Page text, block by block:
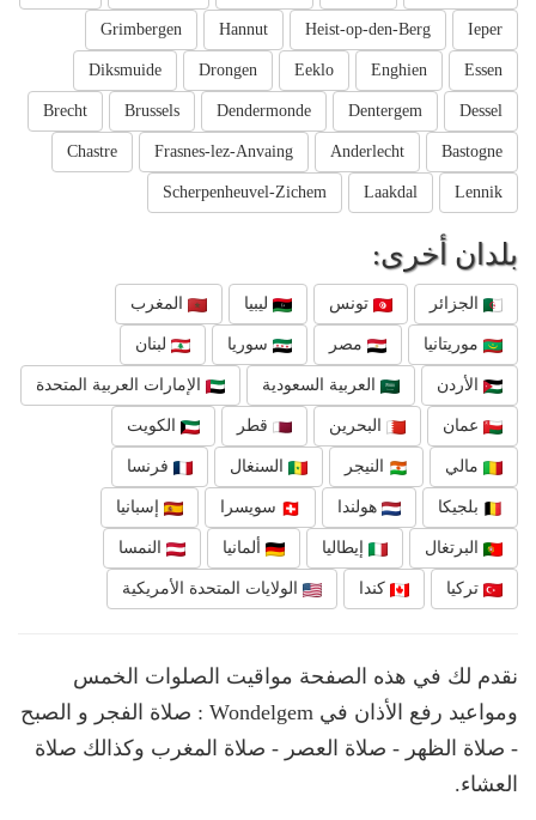
Ieper
Heist-op-den-Berg
Hannut
Grimbergen
Essen
Enghien
Eeklo
Drongen
Diksmuide
Dessel
Dentergem
Dendermonde
Brussels
Brecht
Bastogne
Anderlecht
Frasnes-lez-Anvaing
Chastre
Lennik
Laakdal
Scherpenheuvel-Zichem
بلدان أخرى:
الجزائر تونس ليبيا المغرب
موريتانيا مصر سوريا لبنان
الأردن العربية السعودية الإمارات العربية المتحدة
عمان البحرين قطر الكويت
مالي النيجر السنغال فرنسا
بلجيكا هولندا سويسرا إسبانيا
البرتغال إيطاليا ألمانيا النمسا
تركيا كندا الولايات المتحدة الأمريكية
نقدم لك في هذه الصفحة مواقيت الصلوات الخمس
ومواعيد رفع الأذان في Wondelgem : صلاة الفجر و الصبح
- صلاة الظهر - صلاة العصر - صلاة المغرب وكذالك صلاة
العشاء.